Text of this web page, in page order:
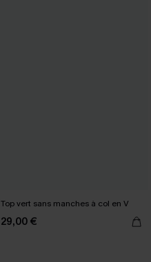
Top vert sans manches à col en V
29,00 €